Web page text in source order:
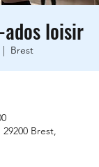
ados loisir
|
Brest
Brest,